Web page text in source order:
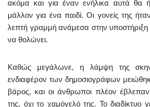
ακόμα και για έναν ενήλικα αυτά θα
μάλλον για ένα παιδί. Οι γονείς της
λεπτή γραμμή ανάμεσα στην υποστήριξη
να θολώνει.
Καθώς μεγάλωνε, η λάμψη της
ενδιαφέρον των δημοσιογράφων
βάρος, και οι άνθρωποι πλέον
της, όχι το χαμόγελό της. Το διαδίκτυο